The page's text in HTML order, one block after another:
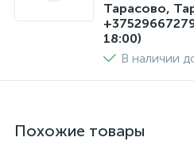
Тарасово,
18:00)
В наличии
Похожие товары